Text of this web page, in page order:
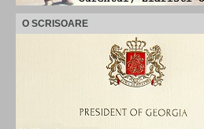
O SCRISOARE